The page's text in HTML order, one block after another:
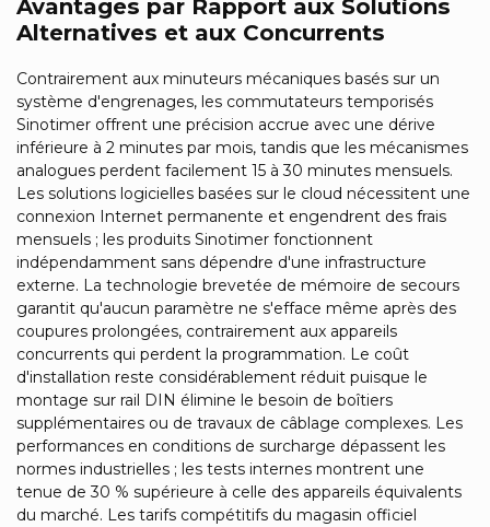
Avantages par Rapport aux Solutions
Alternatives et aux Concurrents
Contrairement aux minuteurs mécaniques basés sur un
système d'engrenages, les commutateurs temporisés
Sinotimer offrent une précision accrue avec une dérive
inférieure à 2 minutes par mois, tandis que les mécanismes
analogues perdent facilement 15 à 30 minutes mensuels.
Les solutions logicielles basées sur le cloud nécessitent une
connexion Internet permanente et engendrent des frais
mensuels ; les produits Sinotimer fonctionnent
indépendamment sans dépendre d'une infrastructure
externe. La technologie brevetée de mémoire de secours
garantit qu'aucun paramètre ne s'efface même après des
coupures prolongées, contrairement aux appareils
concurrents qui perdent la programmation. Le coût
d'installation reste considérablement réduit puisque le
montage sur rail DIN élimine le besoin de boîtiers
supplémentaires ou de travaux de câblage complexes. Les
performances en conditions de surcharge dépassent les
normes industrielles ; les tests internes montrent une
tenue de 30 % supérieure à celle des appareils équivalents
du marché. Les tarifs compétitifs du magasin officiel